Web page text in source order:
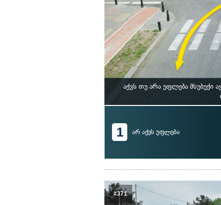
აქვს თუ არა უფლება
1 არ აქვს უფლება
#371